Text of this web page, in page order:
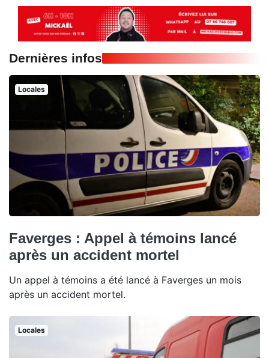
Dernières infos
Locales
Faverges : Appel à témoins lancé
après un accident mortel
Un appel à témoins a été lancé à Faverges un mois
après un accident mortel.
Locales